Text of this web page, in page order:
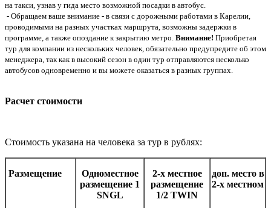
на такси, узнав у гида место возможной посадки в автобус.
- Обращаем ваше внимание - в связи с дорожными работами в Карелии,
проводимыми на разных участках маршрута, возможны задержки в
программе, а также опоздание к закрытию метро. Внимание! Приобретая
тур для компании из нескольких человек, обязательно предупредите об этом
менеджера, так как в высокий сезон в один тур отправляются несколько
автобусов одновременно и вы можете оказаться в разных группах.
Расчет стоимости
Стоимость указана на человека за тур в рублях:
Размещение
Одноместное
размещение 1
SNGL
2-х местное
размещение
1/2 TWIN
доп. место в
2-х местном